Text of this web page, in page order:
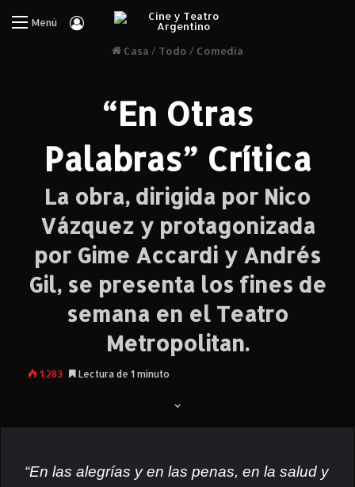
Menú Iniciar Sesión
Casa / Todo / Comedia
“En Otras
Palabras” Crítica
La obra, dirigida por Nico
Vázquez y protagonizada
por Gime Accardi y Andrés
Gil, se presenta los fines de
semana en el Teatro
Metropolitan.
1.283 Lectura de 1 minuto
“En las alegrías y en las penas, en la salud y